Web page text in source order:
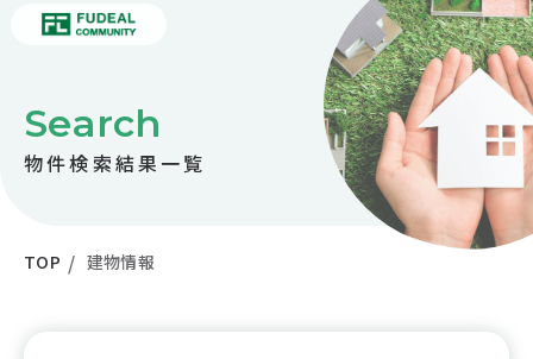
物件検索結果一覧
Search
TOP 建物情報